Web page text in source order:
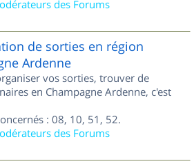
des Forums
de sorties en région
Ardenne
vos sorties, trouver de
en Champagne Ardenne, c'est
: 08, 10, 51, 52.
des Forums